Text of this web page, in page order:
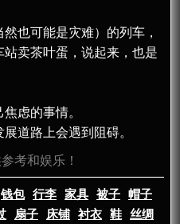
也可能是灾难）的列车，
卖茶叶蛋，说起来，也是
虑的事情。
道路上会遇到阻碍。
考和娱乐！
钱包 行李 家具 被子
帽子
扇子 床铺 衬衣 鞋
丝绸